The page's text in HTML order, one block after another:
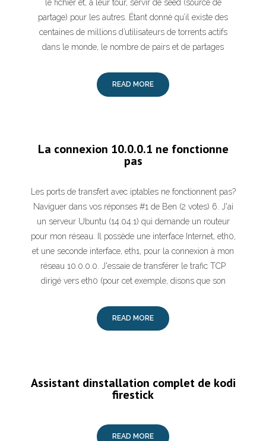
le fichier et, à leur tour, servir de seed (source de
partage) pour les autres. Étant donné qu’il existe des
centaines de millions d’utilisateurs de torrents actifs
dans le monde, le nombre de pairs et de partages
READ MORE
La connexion 10.0.0.1 ne fonctionne
pas
Les ports de transfert avec iptables ne fonctionnent pas?
Naviguer dans vos réponses #1 de Ben (2 votes) 6. J'ai
un serveur Ubuntu (14.04.1) qui demande un routeur
pour mon réseau. Il possède une interface Internet, eth0,
et une seconde interface, eth1, pour la connexion à mon
réseau 10.0.0.0. J'essaie de transférer le trafic TCP
dirigé vers eth0 (pour cet exemple, disons que son
READ MORE
Assistant dinstallation complet de kodi
firestick
READ MORE